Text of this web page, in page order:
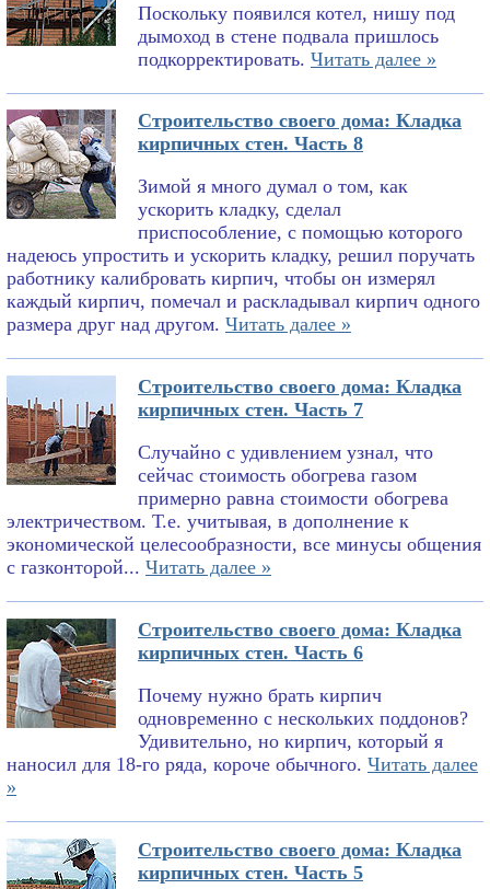
Поскольку появился котел, нишу под
дымоход в стене подвала пришлось
подкорректировать. Читать далее »
Строительство своего дома: Кладка
кирпичных стен. Часть 8
Зимой я много думал о том, как
ускорить кладку, сделал
приспособление, с помощью которого
надеюсь упростить и ускорить кладку, решил поручать
работнику калибровать кирпич, чтобы он измерял
каждый кирпич, помечал и раскладывал кирпич одного
размера друг над другом. Читать далее »
Строительство своего дома: Кладка
кирпичных стен. Часть 7
Случайно с удивлением узнал, что
сейчас стоимость обогрева газом
примерно равна стоимости обогрева
электричеством. Т.е. учитывая, в дополнение к
экономической целесообразности, все минусы общения
с газконторой... Читать далее »
Строительство своего дома: Кладка
кирпичных стен. Часть 6
Почему нужно брать кирпич
одновременно с нескольких поддонов?
Удивительно, но кирпич, который я
наносил для 18-го ряда, короче обычного. Читать далее
»
Строительство своего дома: Кладка
кирпичных стен. Часть 5